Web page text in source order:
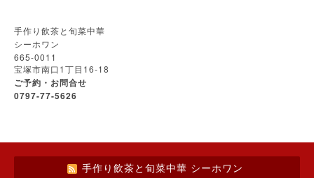
手作り飲茶と旬菜中華
シーホワン
665-0011
宝塚市南口 1 丁目 16-18
ご予約・お問合せ
0797-77-5626
手作り飲茶と旬菜中華 シーホワン